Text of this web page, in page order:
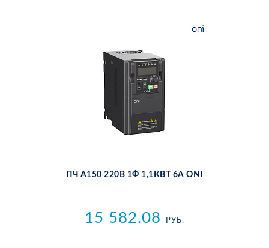
ПЧ A150 220В 1Ф 1,1КВТ 6А ONI
15 582.08 РУБ.